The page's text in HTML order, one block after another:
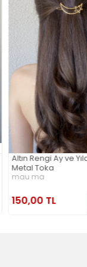
Klipsli
Sepete Ekle